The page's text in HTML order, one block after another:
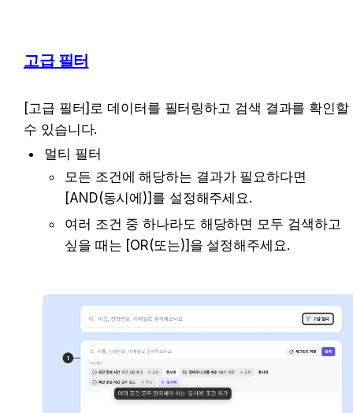
고급 필터
[고급 필터]로 데이터를 필터링하고 검색 결과를 확인할
수 있습니다.
멀티 필터
모든 조건에 해당하는 결과가 필요하다면
[AND(동시에)]를 설정해주세요.
여러 조건 중 하나라도 해당하면 모두 검색하고
싶을 때는 [OR(또는)]을 설정해주세요.